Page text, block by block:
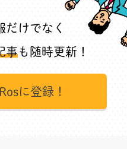
だけでなく
事も随時更新！
に登録！